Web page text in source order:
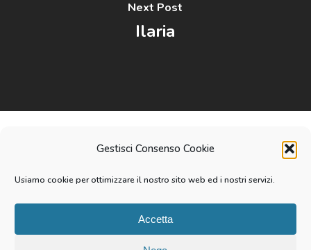
Gestisci Consenso Cookie
Usiamo cookie per ottimizzare il nostro sito web ed i nostri servizi.
Accetta
Next Post
Ilaria
youtube instagram tiktok
© 2026 Michele Pierangeli. P.IVA 08874630968 | Fatto con
amore a Milano. |Privacy Policy|Cookie Policy|Termini e